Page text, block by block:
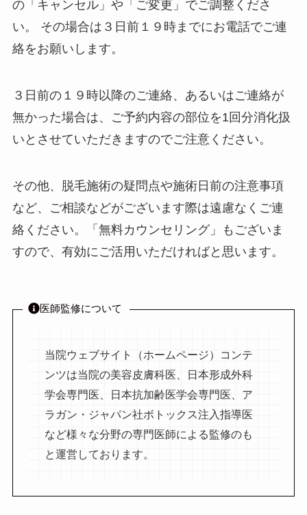
の「キャンセル」や「ご変更」でご調整くださ
い。 その場合は３日前１９時までにお電話でご連
絡をお願いします。
３日前の１９時以降のご連絡、あるいはご連絡が
無かった場合は、ご予約内容の部位を1回分消化扱
いとさせていただきますのでご注意ください。
その他、脱毛施術の疑問点や施術日前の注意事項
など、ご相談などがございます際は遠慮なくご連
絡ください。「無料カウンセリング」もございま
すので、有効にご活用いただければと思います。
医師監修について
当院ウェブサイト（ホームページ）コンテ
ンツは当院の美容皮膚科医、日本形成外科
学会専門医、日本抗加齢医学会専門医、ア
ラガン・ジャパン社ボトックス注入指導医
など様々な分野の専門医師による監修のも
と運営しております。